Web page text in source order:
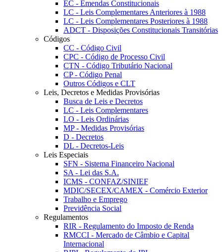
EC - Emendas Constitucionais
LC - Leis Complementares Anteriores à 1988
LC - Leis Complementares Posteriores à 1988
ADCT - Disposições Constitucionais Transitórias
Códigos
CC - Código Civil
CPC - Código de Processo Civil
CTN - Código Tributário Nacional
CP - Código Penal
Outros Códigos e CLT
Leis, Decretos e Medidas Provisórias
Busca de Leis e Decretos
LC - Leis Complementares
LO - Leis Ordinárias
MP - Medidas Provisórias
D - Decretos
DL - Decretos-Leis
Leis Especiais
SFN - Sistema Financeiro Nacional
SA - Lei das S.A.
ICMS - CONFAZ/SINIEF
MDIC/SECEX/CAMEX - Comércio Exterior
Trabalho e Emprego
Previdência Social
Regulamentos
RIR - Regulamento do Imposto de Renda
RMCCI - Mercado de Câmbio e Capital
Internacional